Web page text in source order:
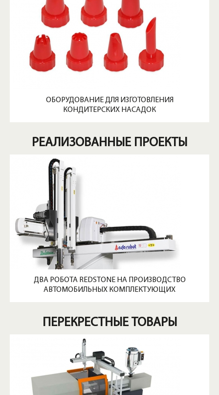
ОБОРУДОВАНИЕ ДЛЯ ИЗГОТОВЛЕНИЯ
КОНДИТЕРСКИХ НАСАДОК
РЕАЛИЗОВАННЫЕ ПРОЕКТЫ
ДВА РОБОТА REDSTONE НА ПРОИЗВОДСТВО
АВТОМОБИЛЬНЫХ КОМПЛЕКТУЮЩИХ
ПЕРЕКРЕСТНЫЕ ТОВАРЫ